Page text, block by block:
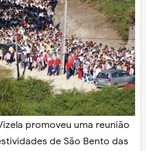
promoveu uma reunião
de São Bento das